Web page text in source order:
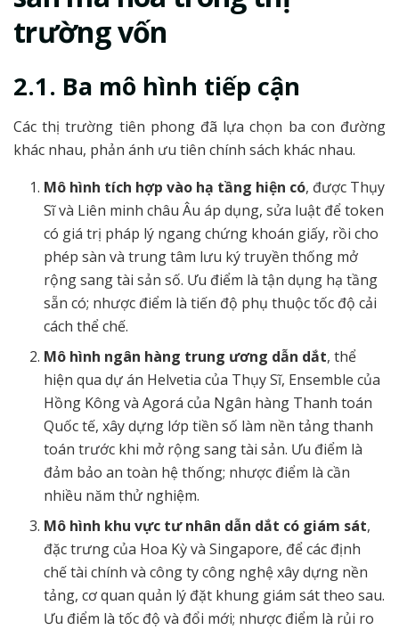
trường vốn
2.1. Ba mô hình tiếp cận
Các thị trường tiên phong đã lựa chọn ba con đường
khác nhau, phản ánh ưu tiên chính sách khác nhau.
Mô hình tích hợp vào hạ tầng hiện có, được Thụy
Sĩ và Liên minh châu Âu áp dụng, sửa luật để token
có giá trị pháp lý ngang chứng khoán giấy, rồi cho
phép sàn và trung tâm lưu ký truyền thống mở
rộng sang tài sản số. Ưu điểm là tận dụng hạ tầng
sẵn có; nhược điểm là tiến độ phụ thuộc tốc độ cải
cách thể chế.
Mô hình ngân hàng trung ương dẫn dắt, thể
hiện qua dự án Helvetia của Thụy Sĩ, Ensemble của
Hồng Kông và Agorá của Ngân hàng Thanh toán
Quốc tế, xây dựng lớp tiền số làm nền tảng thanh
toán trước khi mở rộng sang tài sản. Ưu điểm là
đảm bảo an toàn hệ thống; nhược điểm là cần
nhiều năm thử nghiệm.
Mô hình khu vực tư nhân dẫn dắt có giám sát,
đặc trưng của Hoa Kỳ và Singapore, để các định
chế tài chính và công ty công nghệ xây dựng nền
tảng, cơ quan quản lý đặt khung giám sát theo sau.
Ưu điểm là tốc độ và đổi mới; nhược điểm là rủi ro